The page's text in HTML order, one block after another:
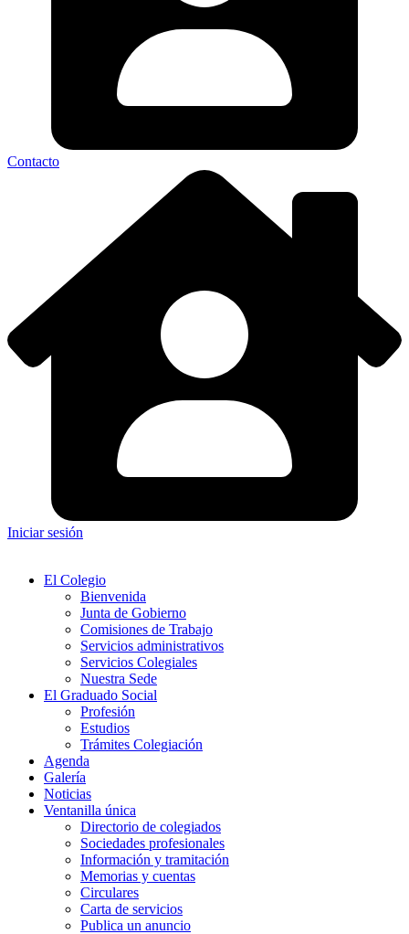
Contacto
Iniciar sesión
El Colegio
Bienvenida
Junta de Gobierno
Comisiones de Trabajo
Servicios administrativos
Servicios Colegiales
Nuestra Sede
El Graduado Social
Profesión
Estudios
Trámites Colegiación
Agenda
Galería
Noticias
Ventanilla única
Directorio de colegiados
Sociedades profesionales
Información y tramitación
Memorias y cuentas
Circulares
Carta de servicios
Publica un anuncio